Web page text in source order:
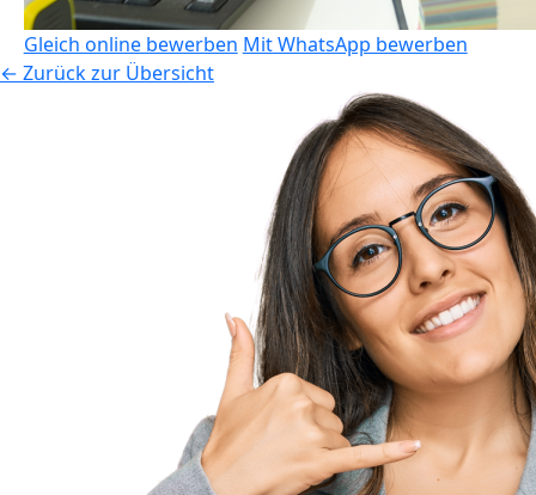
Gleich online bewerben Mit WhatsApp bewerben
← Zurück zur Übersicht